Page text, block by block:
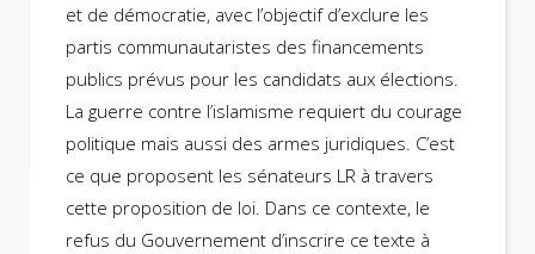
et de démocratie, avec l’objectif d’exclure les
partis communautaristes des financements
publics prévus pour les candidats aux élections.
La guerre contre l’islamisme requiert du courage
politique mais aussi des armes juridiques. C’est
ce que proposent les sénateurs LR à travers
cette proposition de loi. Dans ce contexte, le
refus du Gouvernement d’inscrire ce texte à